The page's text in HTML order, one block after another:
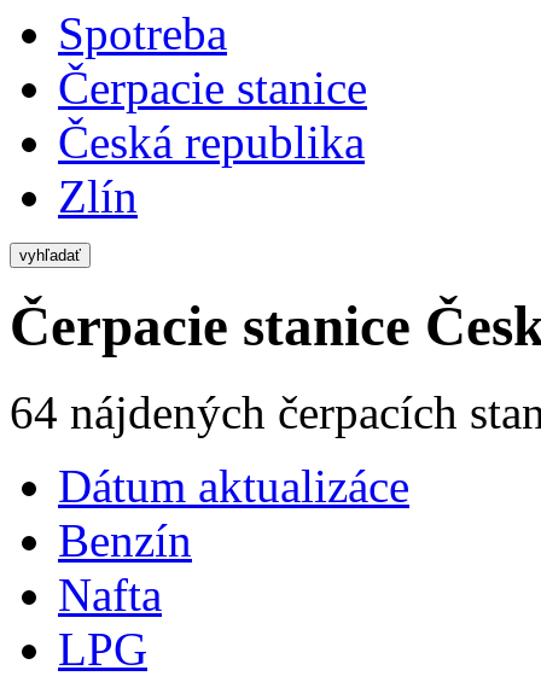
Spotreba
Čerpacie stanice
Česká republika
Zlín
vyhľadať
Čerpacie stanice
64 nájdených čerpacích
Dátum aktualizáce
Benzín
Nafta
LPG